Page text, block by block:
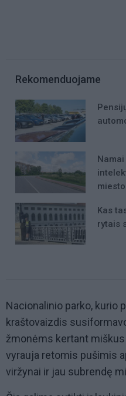
Rekomenduojame
Kas
rytais
Nacionalinio parko, kurio
kraštovaizdis
žmonėms kertant miškus
vyrauja retomis pušimis
viržynai ir jau subrendę